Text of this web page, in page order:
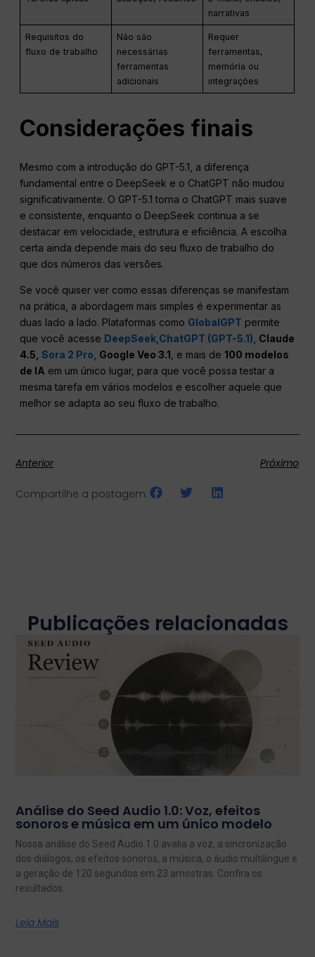
narrativas
Requisitos do
fluxo de trabalho
Não são
necessárias
ferramentas
adicionais
Requer
ferramentas,
memória ou
integrações
Considerações finais
Mesmo com a introdução do GPT-5.1, a diferença
fundamental entre o DeepSeek e o ChatGPT não mudou
significativamente. O GPT-5.1 torna o ChatGPT mais suave
e consistente, enquanto o DeepSeek continua a se
destacar em velocidade, estrutura e eficiência. A escolha
certa ainda depende mais do seu fluxo de trabalho do
que dos números das versões.
Se você quiser ver como essas diferenças se manifestam
na prática, a abordagem mais simples é experimentar as
duas lado a lado. Plataformas como GlobalGPT permite
que você acesse DeepSeek, ChatGPT (GPT-5.1), Claude
4.5,Sora 2 Pro, Google Veo 3.1 , e mais de100 modelos
de IA em um único lugar, para que você possa testar a
mesma tarefa em vários modelos e escolher aquele que
melhor se adapta ao seu fluxo de trabalho.
Anterior Próximo
Compartilhe a postagem:
Publicações relacionadas
Análise do Seed Audio 1.0: Voz, efeitos
sonoros e música em um único modelo
Nossa análise do Seed Audio 1.0 avalia a voz, a sincronização
dos diálogos, os efeitos sonoros, a música, o áudio multilíngue e
a geração de 120 segundos em 23 amostras. Confira os
resultados.
Leia Mais